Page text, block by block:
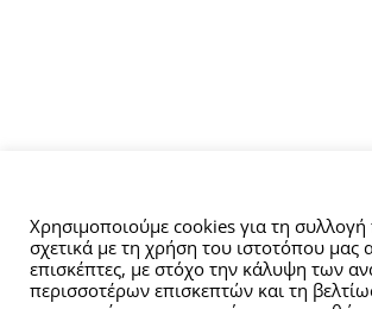
Χρησιμοποιούμε cookies για τη
σχετικά με τη χρήση του ιστοτόπου μας
επισκέπτες, με στόχο την κάλυψη των
περισσοτέρων επισκεπτών και τη